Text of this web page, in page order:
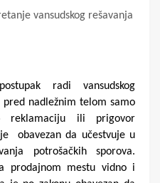
vansudskog rešavanja
radi vansudskog
pred nadležnim telom samo
reklamaciju ili prigovor
obavezan da učestvuje u
potrošačkih sporova.
prodajnom mestu vidno i